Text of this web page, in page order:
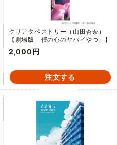
クリアタペストリー（山田杏奈）
【劇場版「僕の心のヤバイやつ」】
2,000円